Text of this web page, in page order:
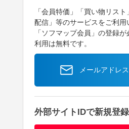
「会員特価」「買い物リス
配信」等のサービスをご利用
「ソフマップ会員」の登録
利用は無料です。
メールアドレ
外部サイトIDで新規登録